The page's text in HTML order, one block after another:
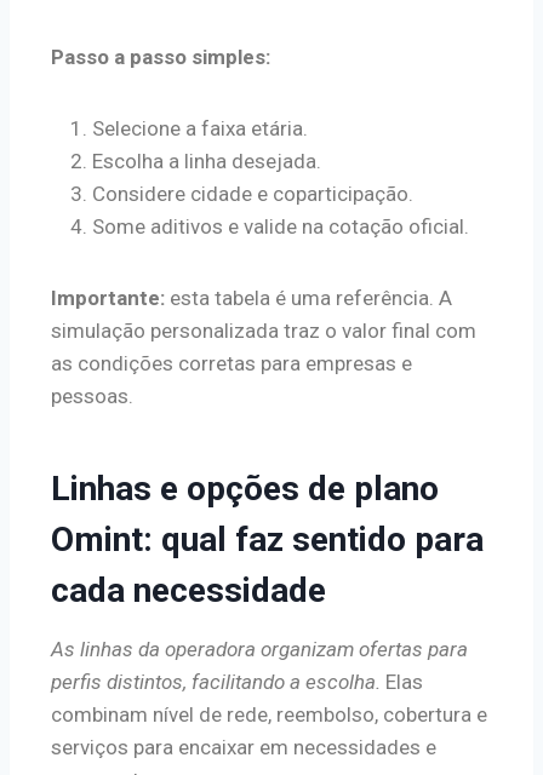
Passo a passo simples:
Selecione a faixa etária.
Escolha a linha desejada.
Considere cidade e coparticipação.
Some aditivos e valide na cotação oficial.
Importante: esta tabela é uma referência. A
simulação personalizada traz o valor final com
as condições corretas para empresas e
pessoas.
Linhas e opções de plano
Omint: qual faz sentido para
cada necessidade
As linhas da operadora organizam ofertas para
perfis distintos, facilitando a escolha. Elas
combinam nível de rede, reembolso, cobertura e
serviços para encaixar em necessidades e